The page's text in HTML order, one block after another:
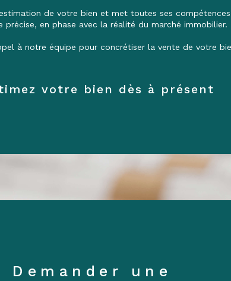
de votre bien et met toutes ses
précise, en phase avec la réalité du marché immobilier.
à notre équipe pour concrétiser la vente de votre
votre bien dès à présent
Demander une